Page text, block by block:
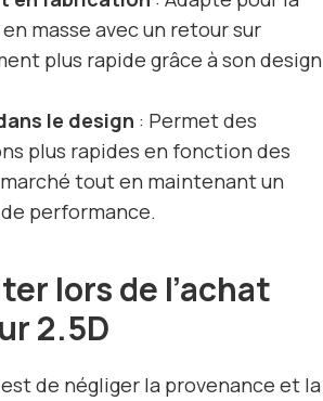
masse avec un retour sur
plus rapide grâce à son design
le design : Permet des
plus rapides en fonction des
tout en maintenant un
performance.
lors de l’achat
2.5D
de négliger la provenance et la